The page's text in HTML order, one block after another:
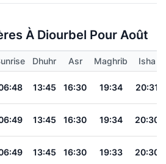
À Diourbel Pour Août
Dhuhr Asr Maghrib
Isha
13:45 16:30 19:34 20:31
13:45 16:30 19:34 20:30
13:45 16:30 19:33 20:30